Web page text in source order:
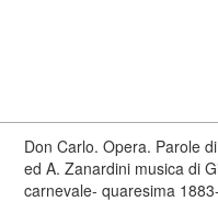
Don Carlo. Opera. Parole
ed A. Zanardini musica di
carnevale- quaresima